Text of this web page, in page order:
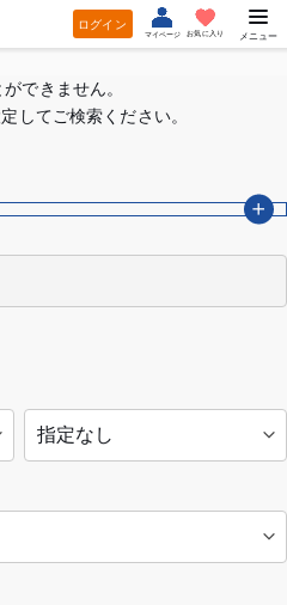
ログイン
マイページ お気に入り メニュー
できません。
してご検索ください。